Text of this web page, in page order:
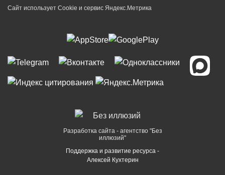
Сайт использует Cookie и сервиc Яндекс.Метрика
Разработка сайта - агентство "Без
иллюзий"
Поддержка и развитие ресурса -
Алексей Кухтерин